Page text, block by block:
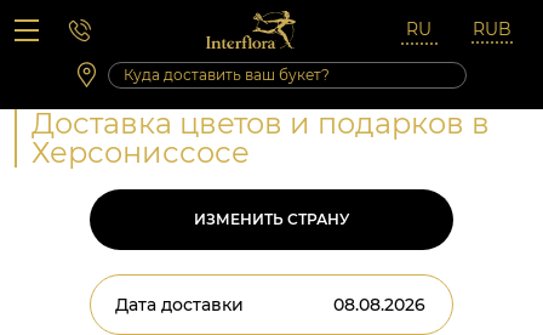
Вопросы-ответы
Сб 10:00 ‐ 14:00
Выходные и праздничные дни
Доставка цветов и подарков в
Херсониссосе
ИЗМЕНИТЬ СТРАНУ
Дата доставки